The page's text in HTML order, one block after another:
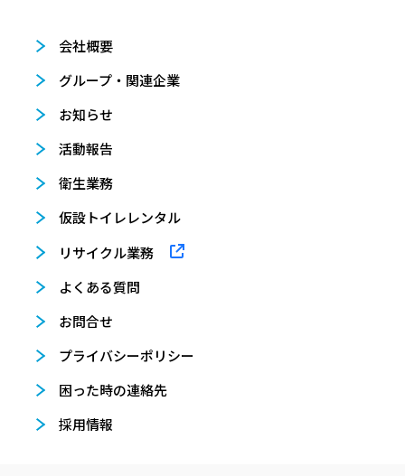
会社概要
グループ・関連企業
お知らせ
活動報告
衛生業務
仮設トイレレンタル
リサイクル業務
よくある質問
お問合せ
プライバシーポリシー
困った時の連絡先
採用情報